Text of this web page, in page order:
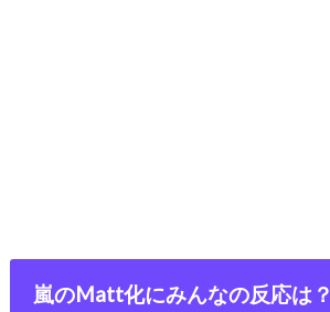
嵐のMatt化にみんなの反応は？